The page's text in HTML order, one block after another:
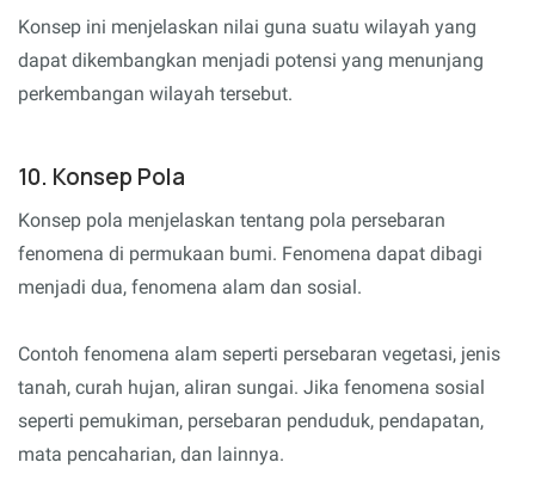
Konsep ini menjelaskan nilai guna suatu wilayah yang
dapat dikembangkan menjadi potensi yang menunjang
perkembangan wilayah tersebut.
10. Konsep Pola
Konsep pola menjelaskan tentang pola persebaran
fenomena di permukaan bumi. Fenomena dapat dibagi
menjadi dua, fenomena alam dan sosial.
Contoh fenomena alam seperti persebaran vegetasi, jenis
tanah, curah hujan, aliran sungai. Jika fenomena sosial
seperti pemukiman, persebaran penduduk, pendapatan,
mata pencaharian, dan lainnya.